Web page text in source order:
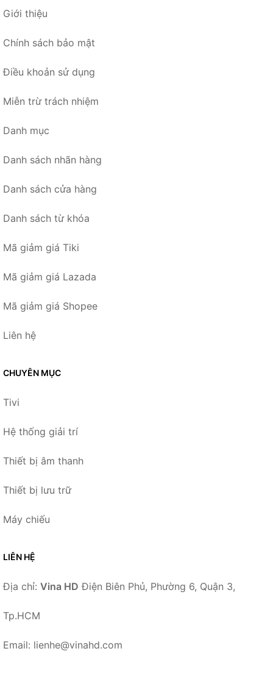
Giới thiệu
Chính sách bảo mật
Điều khoản sử dụng
Miễn trừ trách nhiệm
Danh mục
Danh sách nhãn hàng
Danh sách cửa hàng
Danh sách từ khóa
Mã giảm giá Tiki
Mã giảm giá Lazada
Mã giảm giá Shopee
Liên hệ
CHUYÊN MỤC
Tivi
Hệ thống giải trí
Thiết bị âm thanh
Thiết bị lưu trữ
Máy chiếu
LIÊN HỆ
Địa chỉ: Vina HD Điện Biên Phủ, Phường 6, Quận 3,
Tp.HCM
Email: lienhe@vinahd.com